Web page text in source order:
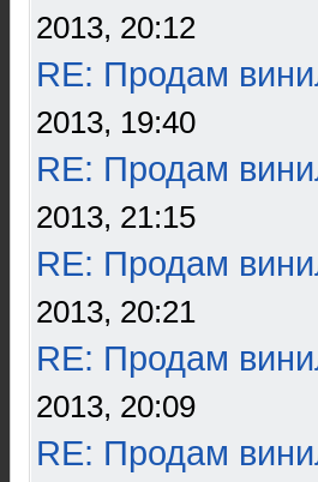
2013, 20:12
RE: Продам
2013, 19:40
RE: Продам
2013, 21:15
RE: Продам
2013, 20:21
RE: Продам
2013, 20:09
RE: Продам